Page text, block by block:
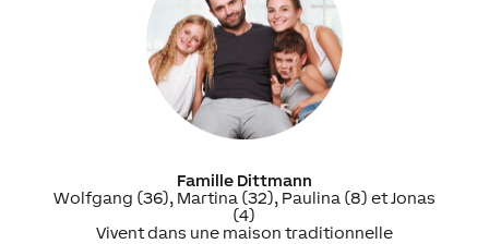
Famille Dittmann
Wolfgang (36), Martina (32), Paulina (8) et Jonas
(4)
Vivent dans une maison traditionnelle